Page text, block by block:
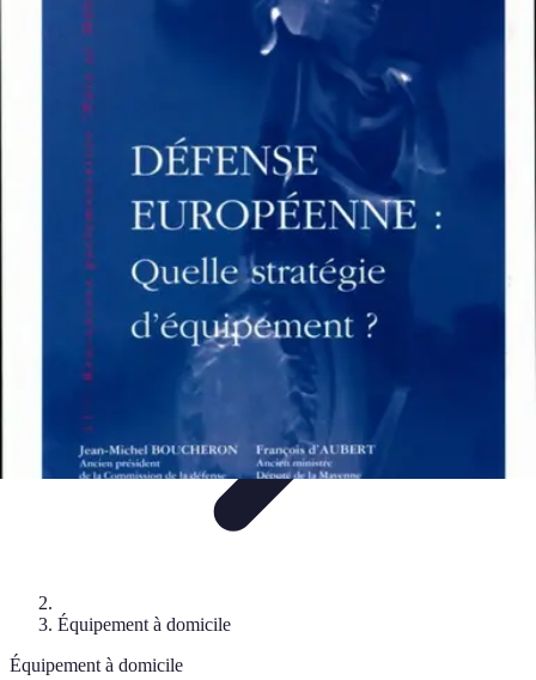
Santé Équipement
Bien-être à domicile
Équipements médicaux
Équipements de santé Équipement Médical
Santé Équipement
Équipement à domicile
Équipement à domicile